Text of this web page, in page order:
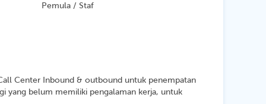
Pemula / Staf
Center Inbound & outbound untuk penempatan
yang belum memiliki pengalaman kerja, untuk